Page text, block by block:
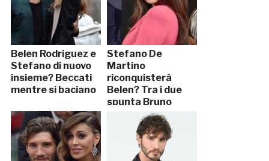
Belen Rodriguez e
Stefano di nuovo
insieme? Beccati
mentre si baciano
Stefano De
Martino
riconquisterà
Belen? Tra i due
spunta Bruno